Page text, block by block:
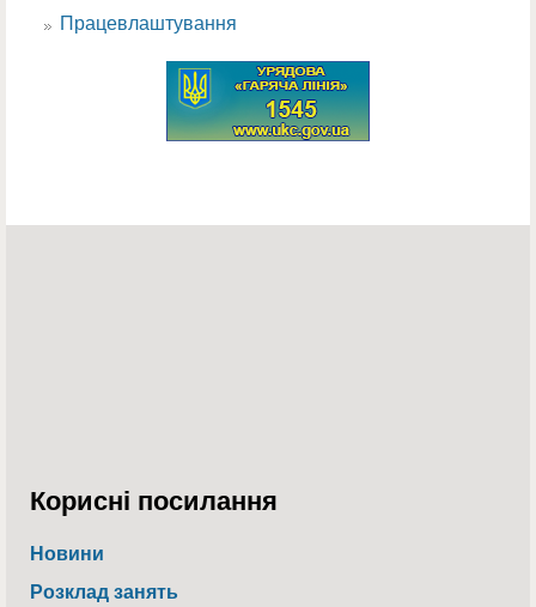
Працевлаштування
Корисні посилання
Новини
Розклад занять